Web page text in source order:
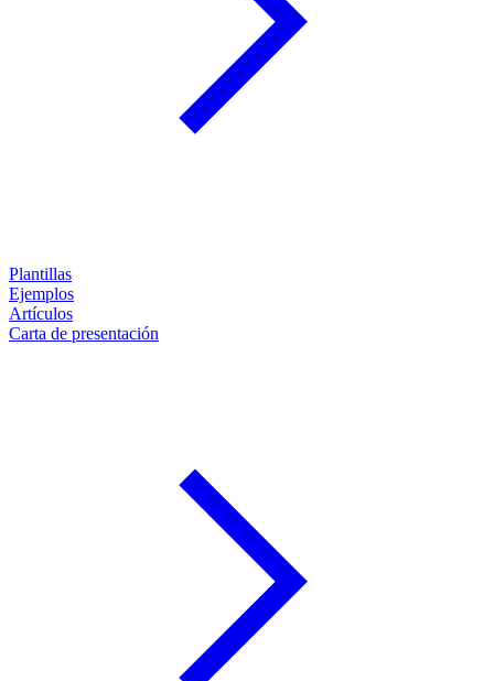
Plantillas
Ejemplos
Artículos
Carta de presentación